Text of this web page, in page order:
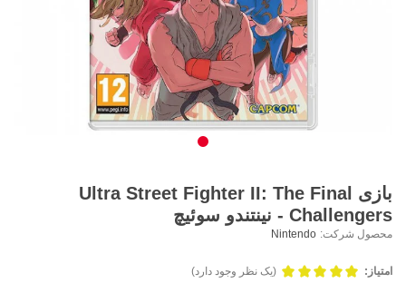
بازی Ultra Street Fighter II: The Final
Challengers - نینتندو سوئیچ
محصول شرکت: Nintendo
امتیاز: (یک نظر وجود دارد)